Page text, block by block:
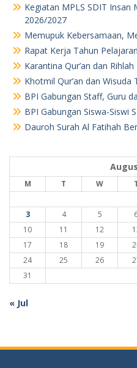
Kegiatan MPLS SDIT Insan
2026/2027
Memupuk Kebersamaan,
Rapat Kerja Tahun
Karantina Qur’an dan
Khotmil Qur’an dan Wisuda
BPI Gabungan Staff, Guru
BPI Gabungan Siswa-Siswi
Dauroh Surah Al Fatihah
M T W
3
4 5
10
11 12
17
18 19
24
25 26
31
« Jul